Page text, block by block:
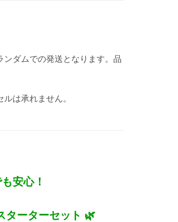
ダムでの発送となります。品
は承れません。
安心！
ターターセット 🌿